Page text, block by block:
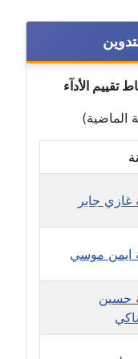
تقييم الأدآء
الماضية)
غازي جابر
ايمن موسي
حسين